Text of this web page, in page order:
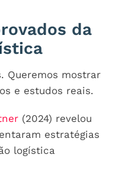
da
Queremos mostrar
e estudos reais.
(2024) revelou
estratégias
logística